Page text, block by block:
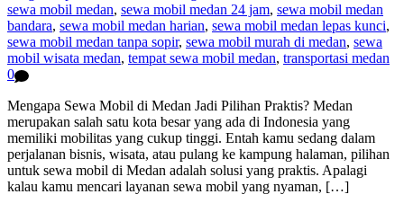
sewa mobil medan, sewa mobil medan 24 jam, sewa mobil medan
bandara, sewa mobil medan harian, sewa mobil medan lepas kunci,
sewa mobil medan tanpa sopir, sewa mobil murah di medan, sewa
mobil wisata medan, tempat sewa mobil medan, transportasi medan
0
Mengapa Sewa Mobil di Medan Jadi Pilihan Praktis? Medan
merupakan salah satu kota besar yang ada di Indonesia yang
memiliki mobilitas yang cukup tinggi. Entah kamu sedang dalam
perjalanan bisnis, wisata, atau pulang ke kampung halaman, pilihan
untuk sewa mobil di Medan adalah solusi yang praktis. Apalagi
kalau kamu mencari layanan sewa mobil yang nyaman, […]